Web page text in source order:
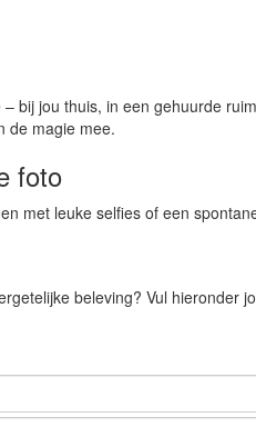
bij jou thuis, in een gehuurde
de magie mee.
foto
met leuke selfies of een
beleving? Vul hieronder